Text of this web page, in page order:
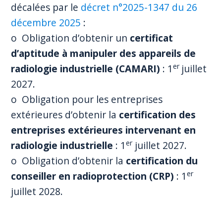
décalées par le décret n°2025-1347 du 26
décembre 2025 :
o Obligation d’obtenir un certificat
d’aptitude à manipuler des appareils de
radiologie industrielle (CAMARI) : 1er juillet
2027.
o Obligation pour les entreprises
extérieures d’obtenir la certification des
entreprises extérieures intervenant en
radiologie industrielle : 1erjuillet 2027.
o Obligation d’obtenir la certification du
conseiller en radioprotection (CRP) : 1er
juillet 2028.